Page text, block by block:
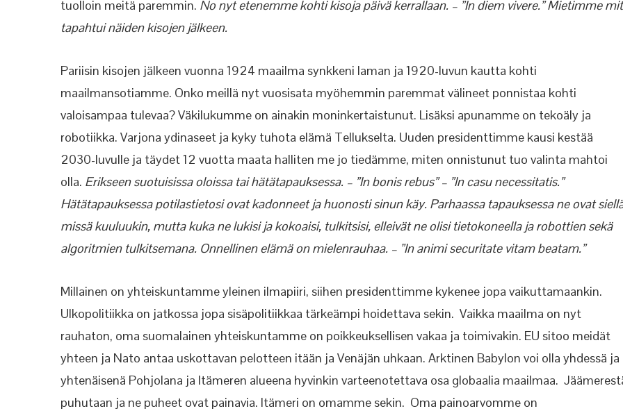
tuolloin meitä paremmin. No nyt etenemme kohti kisoja päivä kerrallaan. – ”In diem vivere.” Mietimme
tapahtui näiden kisojen jälkeen.
Pariisin kisojen jälkeen vuonna 1924 maailma synkkeni laman ja 1920-luvun kautta kohti
maailmansotiamme. Onko meillä nyt vuosisata myöhemmin paremmat välineet ponnistaa kohti
valoisampaa tulevaa? Väkilukumme on ainakin moninkertaistunut. Lisäksi apunamme on tekoäly ja
robotiikka. Varjona ydinaseet ja kyky tuhota elämä Tellukselta. Uuden presidenttimme kausi kestää
2030-luvulle ja täydet 12 vuotta maata halliten me jo tiedämme, miten onnistunut tuo valinta mahtoi
olla. Erikseen suotuisissa oloissa tai hätätapauksessa. – ”In bonis rebus” – ”In casu necessitatis.”
Hätätapauksessa potilastietosi ovat kadonneet ja huonosti sinun käy. Parhaassa tapauksessa ne ovat
missä kuuluukin, mutta kuka ne lukisi ja kokoaisi, tulkitsisi, elleivät ne olisi tietokoneella ja robottien sekä
algoritmien tulkitsemana. Onnellinen elämä on mielenrauhaa. – ”In animi securitate vitam beatam.”
Millainen on yhteiskuntamme yleinen ilmapiiri, siihen presidenttimme kykenee jopa vaikuttamaankin.
Ulkopolitiikka on jatkossa jopa sisäpolitiikkaa tärkeämpi hoidettava sekin. Vaikka maailma on nyt
rauhaton, oma suomalainen yhteiskuntamme on poikkeuksellisen vakaa ja toimivakin. EU sitoo meidät
yhteen ja Nato antaa uskottavan pelotteen itään ja Venäjän uhkaan. Arktinen Babylon voi olla yhdessä ja
yhtenäisenä Pohjolana ja Itämeren alueena hyvinkin varteenotettava osa globaalia maailmaa.
puhutaan ja ne puheet ovat painavia. Itämeri on omamme sekin. Oma painoarvomme on